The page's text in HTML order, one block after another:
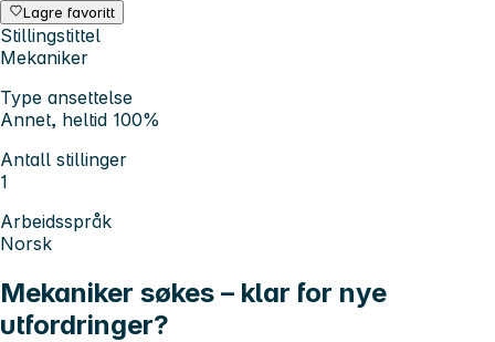
Lagre favoritt
Stillingstittel
Mekaniker
Type ansettelse
Annet, heltid 100%
Antall stillinger
1
Arbeidsspråk
Norsk
Mekaniker søkes – klar for nye
utfordringer?